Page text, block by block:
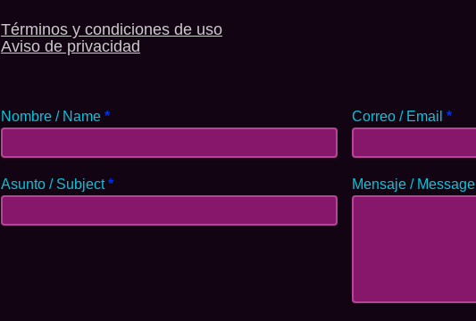
Términos y condiciones de uso
Aviso de privacidad
Nombre / Name * Correo / Email *
Asunto / Subject* Mensaje / Message